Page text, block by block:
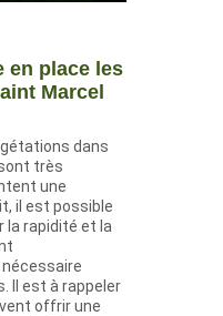
en place les
Marcel
dans
très
une
il est possible
la rapidité et la
Il est à rappeler
offrir une